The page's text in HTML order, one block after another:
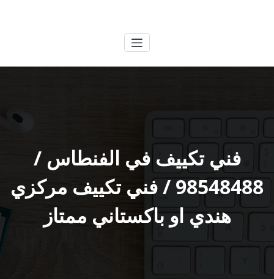
فني تكييف في الفنطاس /
98548488 / فني تكييف مركزي
هندي او باكستاني ممتاز